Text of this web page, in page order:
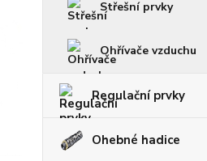
Střešní prvky
Ohřívače vzduchu
Regulační prvky
Ohebné hadice